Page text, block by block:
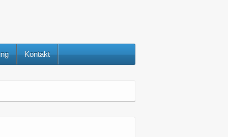
Kontakt